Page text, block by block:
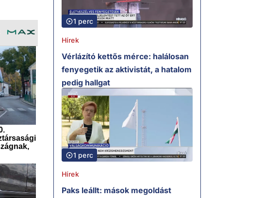
1 perc
Hírek
Vérlázító kettős mérce: halálosan
fenyegetik az aktivistát, a hatalom
pedig hallgat
1 perc
Hírek
Paks leállt: mások megoldást